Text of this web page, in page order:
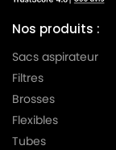
Nos produits :
Sacs aspirateur
Filtres
Brosses
Flexibles
Tubes